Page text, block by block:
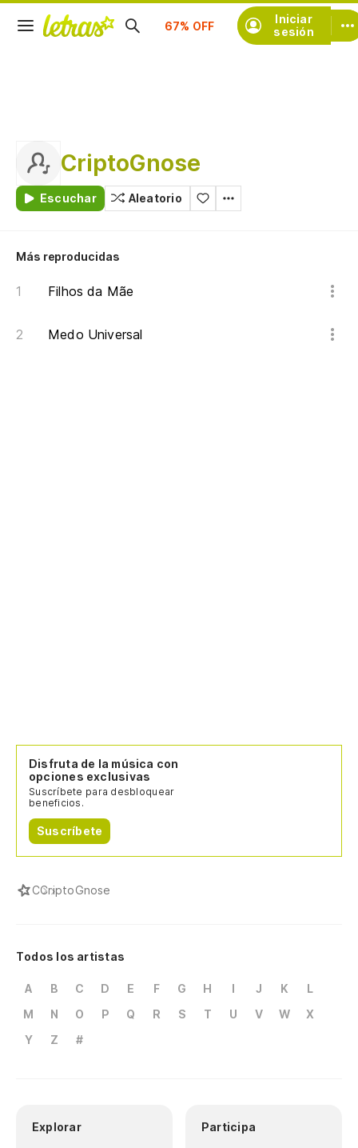
Iniciar
sesión
Suscríbete
CriptoGnose
Escuchar Aleatorio
Más reproducidas
Filhos da Mãe
Medo Universal
Disfruta de la música con
opciones exclusivas
Suscríbete para desbloquear
beneficios.
Suscríbete
CCriptoGnose
Todos los artistas
A B C D E F G H I J K
L
M
N O P Q R S T U V W
X
Y
Z #
Explorar Participa